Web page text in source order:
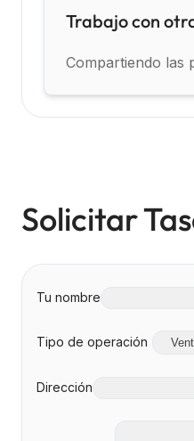
Trabajo con
Compartiendo las
Solicitar
Tu nombre
Tipo de operación
Dirección